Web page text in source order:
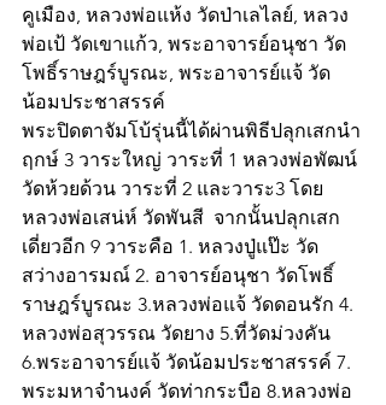
คูเมือง, หลวงพ่อแห้ง วัดป่าเลไลย์, หลวง
พ่อเป้ วัดเขาแก้ว, พระอาจารย์อนุชา วัด
โพธิ์ราษฎร์บูรณะ, พระอาจารย์แจ้ วัด
น้อมประชาสรรค์
พระปิดตาจัมโบ้รุ่นนี้ได้ผ่านพิธีปลุกเสกนำ
ฤกษ์ 3 วาระใหญ่ วาระที่ 1 หลวงพ่อพัฒน์
วัดห้วยด้วน วาระที่ 2 และวาระ3 โดย
หลวงพ่อเสน่ห์ วัดพันสี  จากนั้นปลุกเสก
เดี่ยวอีก 9 วาระคือ 1. หลวงปู่แป๊ะ วัด
สว่างอารมณ์ 2. อาจารย์อนุชา วัดโพธิ์
ราษฎร์บูรณะ 3.หลวงพ่อแจ้ วัดดอนรัก 4.
หลวงพ่อสุวรรณ วัดยาง 5.ที่วัดม่วงคัน
6.พระอาจารย์แจ้ วัดน้อมประชาสรรค์ 7.
พระมหาจำนงค์ วัดท่ากระบือ 8.หลวงพ่อ